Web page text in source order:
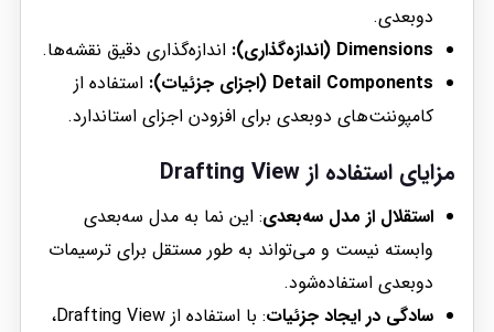
دوبعدی.
Dimensions (اندازه‌گذاری):
اندازه‌گذاری دقیق نقشه‌ها.
Detail Components (اجزای جزئیات):
استفاده از
کامپوننت‌های دوبعدی برای افزودن اجزای استاندارد.
مزایای استفاده از Drafting View
استقلال از مدل سه‌بعدی: این نما به مدل سه‌بعدی
وابسته نیست و می‌تواند به طور مستقل برای ترسیمات
دوبعدی استفاده‌شود.
سادگی در ایجاد جزئیات
: با استفاده از Drafting View،